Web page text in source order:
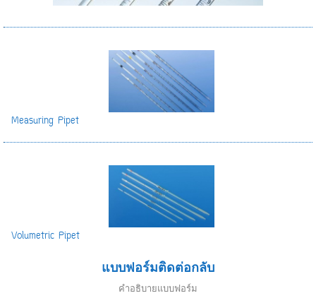
Measuring Pipet
Volumetric Pipet
แบบฟอร์มติดต่อกลับ
คำอธิบายแบบฟอร์ม